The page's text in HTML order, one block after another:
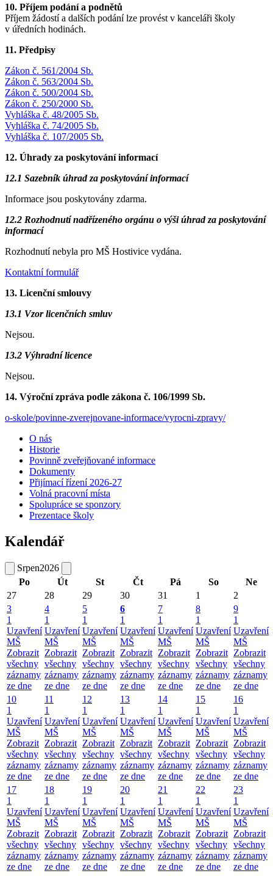
10. Příjem podání a podnětů
Příjem žádostí a dalších podání lze provést v kanceláři školy
v úředních hodinách.
11. Předpisy
Zákon č. 561/2004 Sb.
Zákon č. 563/2004 Sb.
Zákon č. 500/2004 Sb.
Zákon č. 250/2000 Sb.
Vyhláška č. 48/2005 Sb.
Vyhláška č. 74/2005 Sb.
Vyhláška č. 107/2005 Sb.
12. Úhrady za poskytování informací
12.1 Sazebník úhrad za poskytování informací
Informace jsou poskytovány zdarma.
12.2 Rozhodnutí nadřízeného orgánu o výši úhrad za poskytování
informací
Rozhodnutí nebyla pro MŠ Hostivice vydána.
Kontaktní formulář
13. Licenční smlouvy
13.1 Vzor licenčních smluv
Nejsou.
13.2 Výhradní licence
Nejsou.
14. Výroční zpráva podle zákona č. 106/1999 Sb.
o-skole/povinne-zverejnovane-informace/vyrocni-zpravy/
O nás
Historie
Povinně zveřejňované informace
Dokumenty
Přijímací řízení 2026-27
Volná pracovní místa
Spolupráce se sponzory
Prezentace školy
Kalendář
Srpen2026
Po
Út St Čt Pá So
Ne
27
28 29 30 31 1
2
3
1
Uzavření
MŠ
Zobrazit
všechny
záznamy
ze dne
4
1
Uzavření
MŠ
Zobrazit
všechny
záznamy
ze dne
5
1
Uzavření
MŠ
Zobrazit
všechny
záznamy
ze dne
6
1
Uzavření
MŠ
Zobrazit
všechny
záznamy
ze dne
7
1
Uzavření
MŠ
Zobrazit
všechny
záznamy
ze dne
8
1
Uzavření
MŠ
Zobrazit
všechny
záznamy
ze dne
9
1
Uzavření
MŠ
Zobrazit
všechny
záznamy
ze dne
10
1
Uzavření
MŠ
Zobrazit
všechny
záznamy
ze dne
11
1
Uzavření
MŠ
Zobrazit
všechny
záznamy
ze dne
12
1
Uzavření
MŠ
Zobrazit
všechny
záznamy
ze dne
13
1
Uzavření
MŠ
Zobrazit
všechny
záznamy
ze dne
14
1
Uzavření
MŠ
Zobrazit
všechny
záznamy
ze dne
15
1
Uzavření
MŠ
Zobrazit
všechny
záznamy
ze dne
16
1
Uzavření
MŠ
Zobrazit
všechny
záznamy
ze dne
17
1
Uzavření
MŠ
Zobrazit
všechny
záznamy
ze dne
18
1
Uzavření
MŠ
Zobrazit
všechny
záznamy
ze dne
19
1
Uzavření
MŠ
Zobrazit
všechny
záznamy
ze dne
20
1
Uzavření
MŠ
Zobrazit
všechny
záznamy
ze dne
21
1
Uzavření
MŠ
Zobrazit
všechny
záznamy
ze dne
22
1
Uzavření
MŠ
Zobrazit
všechny
záznamy
ze dne
23
1
Uzavření
MŠ
Zobrazit
všechny
záznamy
ze dne